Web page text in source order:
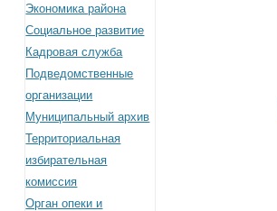
Экономика района
Социальное развитие
Кадровая служба
Подведомственные
организации
Муниципальный архив
Территориальная
избирательная
комиссия
Орган опеки и